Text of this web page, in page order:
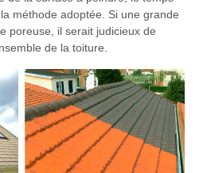
méthode adoptée. Si une grande
poreuse, il serait judicieux de
de la toiture.